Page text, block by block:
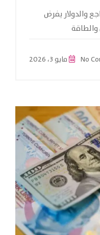
والدولار يفرض
والطاقة
مايو 3، 2026